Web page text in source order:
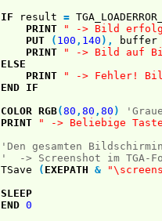
IF result =
PRINT
" -> Bild
PUT
( 100 , 140 ) ,
PRINT
" -> Bild auf
ELSE
PRINT
" -> Fehler!
END IF
COLOR RGB(80 , 80 , 80 )
PRINT
" -> Beliebige Taste
'Den gesamten
' -> Screenshot im TGA-
TSave
( EXEPATH &
SLEEP
END 0